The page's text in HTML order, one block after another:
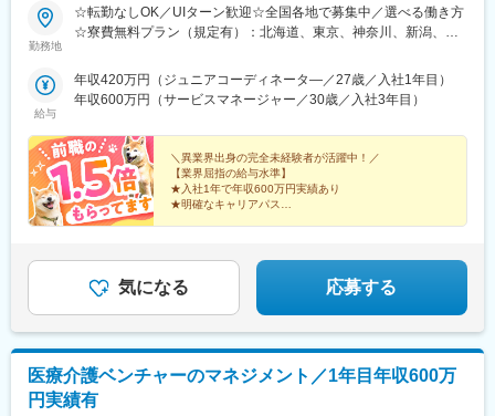
天王寺駅前駅、福島駅(大阪環状線)、西中島南方駅、ＪＲ淡路駅、
昭和町駅(大阪府)、枚方公園駅、大阪ビジネスパーク駅、本町駅、
駅、横川駅、的場町駅、高松駅(香川県)、西鉄福岡駅、祇園駅(福
岡県)、平和通駅、黒崎駅前駅、長崎駅前駅、通町筋駅、新水前寺
条駅、仙台駅、仙台駅(地下鉄)、川越市駅、新千葉駅、栄町駅(千
葉県)、京成八幡駅、末広町駅(東京都)、府中競馬正門前駅、馬車
道駅、梶が谷駅、反町駅、電鉄富山駅・エスタ前駅、北松本駅、
日吉町駅、第一通り駅、太閤通駅、車道駅、四日市駅、びわ湖浜
大津駅、大宮駅(京都府)、清水五条駅、西大路三条駅、桃山駅、阿
阪府)、長堀橋駅、西川緑道公園駅、横川駅(広島県)、猿猴橋町
駅、片原町駅(香川県)、市役所前駅(愛媛県)、中洲川端駅、天神南
駅、西黒崎駅、旦過駅、長崎駅(長崎県)、九品寺交差点駅、国府駅
勤務地
☆転勤なしOK／UIターン歓迎☆全国各地で募集中／選べる働き方
☆寮費無料プラン（規定有）：北海道、東京、神奈川、新潟、三
ス】◇地元採用・転勤なし可■東北／北海道、青森、岩手、宮城、
山形、福島■関東甲信越／茨城、栃木、群馬、埼玉、千葉、東京、
■関西／滋賀、京都、大阪、兵庫、奈良、和歌山■中国・四国／岡
山、広島、山口、徳島、香川、愛媛、高知■九州／福岡、佐賀、長
崎、熊本、大分、宮崎、鹿児島、沖縄☆江戸川・川崎・湘南・川
越・香川・徳島・青森・多摩川にて新規オープン★別事業へのキ
ャリアチェンジによる昇格可能☆ページ下部「勤務地の一例」も
ご参照ください【2／全国マネージャーコース】◆全国募集／引越
在地はHP参照⇒養成期間後の勤務地は現在お住まいの地域又はジ
ェネラルマネージャーと相談の上決定◆引越し手当支給・家賃無
料の借り上げ社宅提供☆早期キャリアアップしたい方に最適なポ
ジション
給与
年収420万円（ジュニアコーディネータ―／27歳／入社1年目）
年収600万円（サービスマネージャー／30歳／入社3年目）
＼異業界出身の完全未経験者が活躍中！／
【業界屈指の給与水準】
★入社1年で年収600万円実績あり
★明確なキャリアパス
気になる 応募する
医療介護ベンチャーのマネジメント／1年目年収600万
円実績有